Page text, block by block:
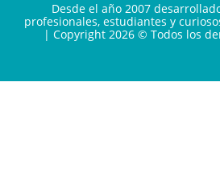
Desde el año 2007
profesionales, estudiantes y
| Copyright 2026 © Todos los